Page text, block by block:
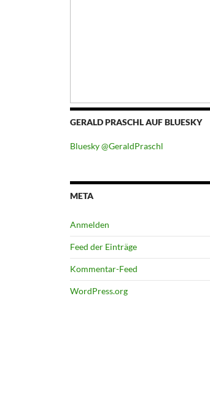
GERALD PRASCHL AUF BLUESKY
Bluesky @GeraldPraschl
META
Anmelden
Feed der Einträge
Kommentar-Feed
WordPress.org